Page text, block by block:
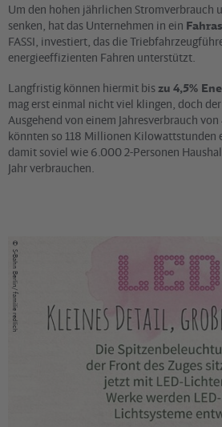
Um den hohen jährlichen Stromverbrauch
senken, hat das Unternehmen in ein
FASSI, investiert, das die
energieeffizienten Fahren unterstützt.
Langfristig können hiermit bis zu 4,5%
mag erst einmal nicht viel klingen, doch
Ausgehend von einem Jahresverbrauch
könnten so 118 Millionen Kilowattstunden
damit soviel wie 6.000 2-Personen
Jahr verbrauchen.
©
S-Bahn Berlin/ familie redlich